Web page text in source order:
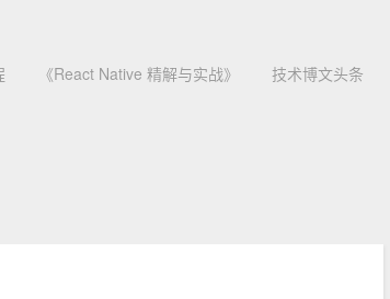
《React Native 精解与实战》 技术博文头条